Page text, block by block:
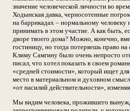
значение человеческой личности во
Ходынская давка, черносотенные
на баррикадах – нормальному человеку
принимать в этом участие. А как быть,
дворе твоего дома? Можно, конечно,
гостиницу, но тогда потеряешь право
Климу Самгину было очень непросто
писал, что хотел показать в своем
«средней стоимости», который ищет
место в материальном и духовном
«от насилий действительности»,
Мы видим человека, прожившего